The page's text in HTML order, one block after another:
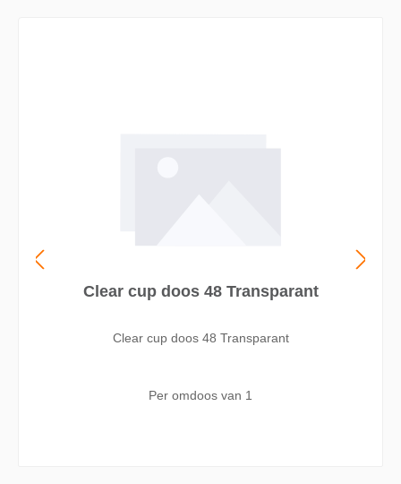
Clear cup doos 48 Transparant
Clear cup doos 48 Transparant
Per omdoos van 1